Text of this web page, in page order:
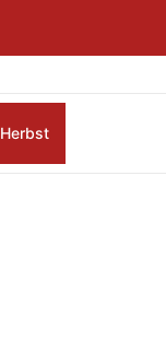
Herbst